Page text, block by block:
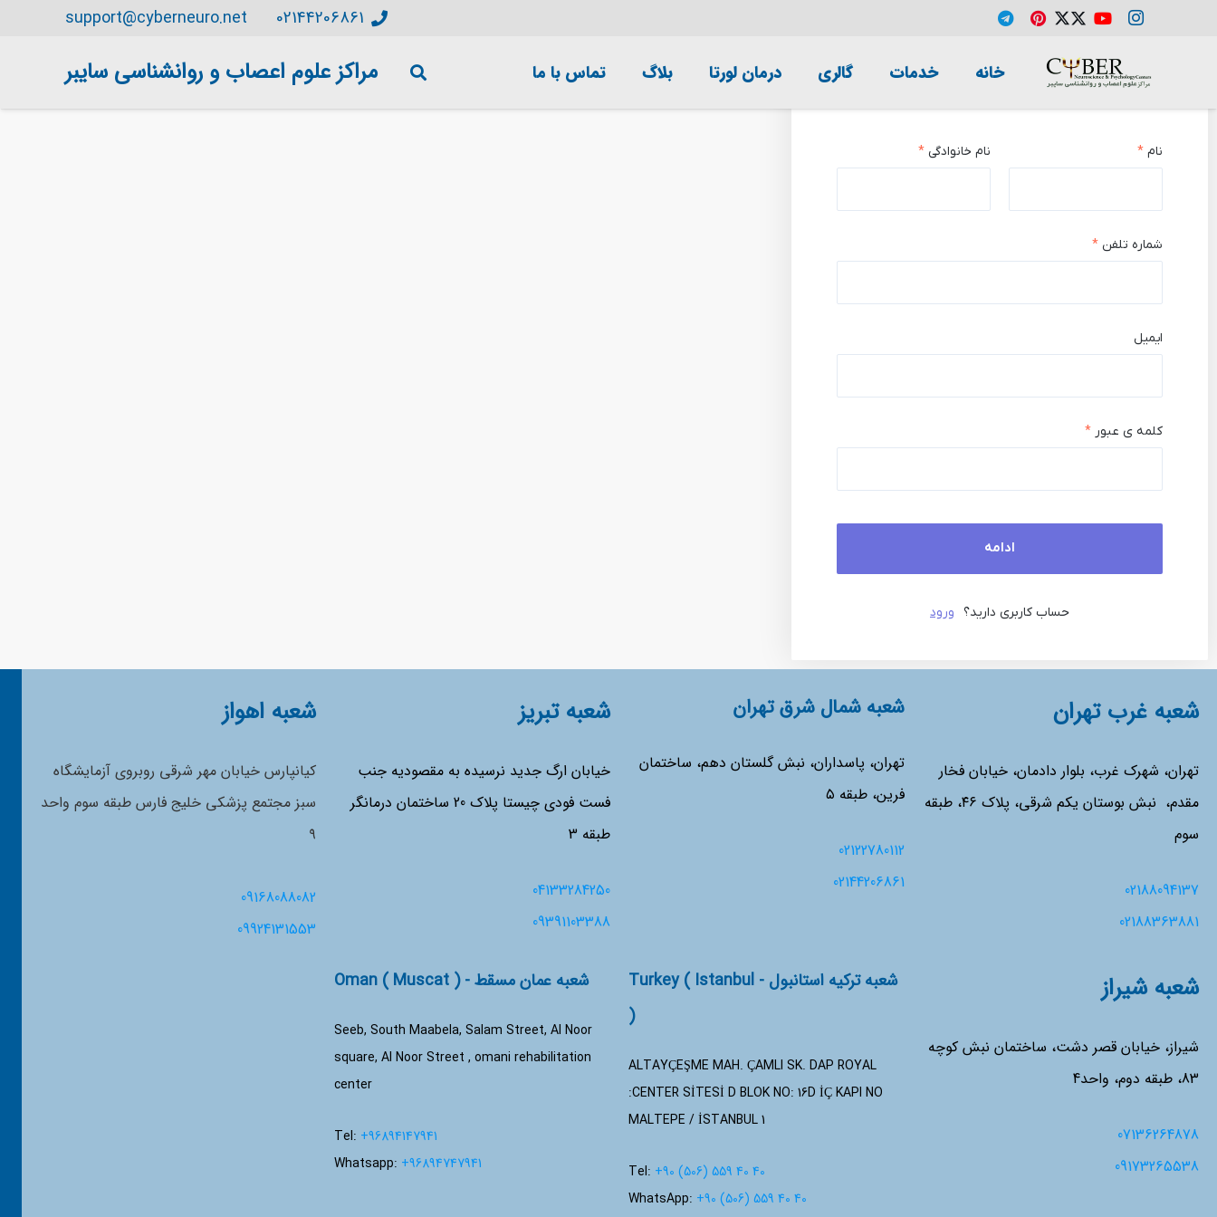
02144206861
support@cyberneuro.net
خانه خدمات گالری درمان لورتا بلاگ تماس با ما مراکز علوم اعصاب و روانشناسی سایبر ثبت نام
نام * نام خانوادگی *
شماره تلفن *
ایمیل
کلمه ی عبور *
ادامه
حساب کاربری دارید؟ ورود
شعبه غرب تهران
تهران، شهرک غرب، بلوار دادمان، خیابان فخار
مقدم، نبش بوستان یکم شرقی، پلاک ۴۶، طبقه
سوم
02188094137
02188363881
شعبه شمال شرق تهران
تهران، پاسداران، نبش گلستان دهم، ساختمان
فرین، طبقه ۵
02122780112
02144206861
شعبه تبریز
خیابان ارگ جدید نرسیده به مقصودیه جنب
فست فودی چیستا پلاک 20 ساختمان درمانگر
طبقه 3
04133284250
09391103388
شعبه اهواز
کیانپارس خیابان مهر شرقی روبروی آزمایشگاه
سبز مجتمع پزشکی خلیج فارس طبقه سوم واحد
۹
09168088082
09924131553
شعبه شیراز
شیراز، خیابان قصر دشت، ساختمان نبش کوچه
83، طبقه دوم، واحد4
07136264878
09173265538
شعبه ترکیه استانبول - Turkey ( Istanbul
)
ALTAYÇEŞME MAH. ÇAMLI SK. DAP ROYAL
CENTER SİTESİ D BLOK NO: 16D İÇ KAPI NO:
1 MALTEPE / İSTANBUL
Tel: +90 (506) 559 40 40
WhatsApp: +90 (506) 559 40 40
شعبه عمان مسقط - Oman ( Muscat )
Seeb, South Maabela, Salam Street, Al Noor
square, Al Noor Street , omani rehabilitation
center
Tel: +96894147941
Whatsapp: +96894747941